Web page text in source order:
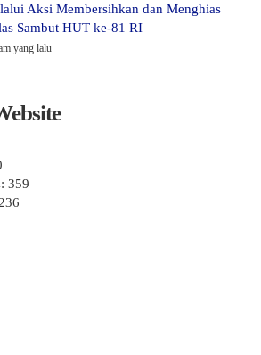
Aksi Membersihkan dan Menghias
Sambut HUT ke-81 RI
yang lalu
359